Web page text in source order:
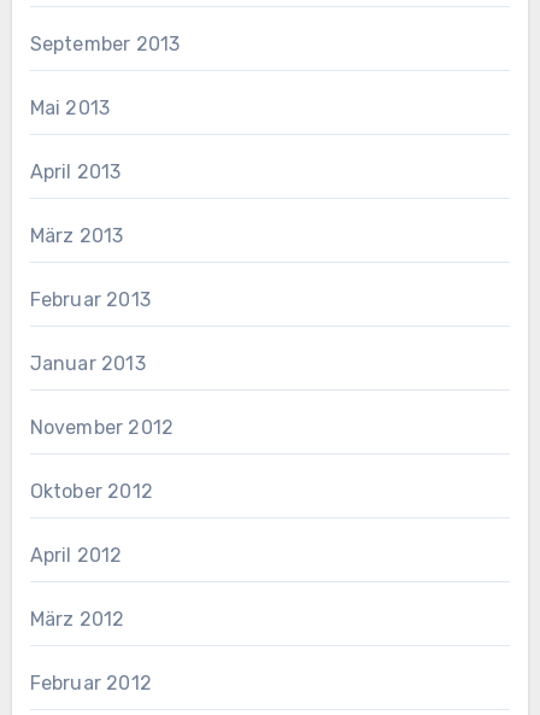
September 2013
Mai 2013
April 2013
März 2013
Februar 2013
Januar 2013
November 2012
Oktober 2012
April 2012
März 2012
Februar 2012